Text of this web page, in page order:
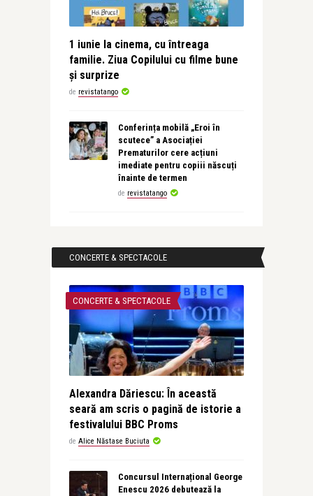
1 iunie la cinema, cu întreaga
familie. Ziua Copilului cu filme bune
și surprize
de revistatango
Conferința mobilă „Eroi în
scutece” a Asociației
Prematurilor cere acțiuni
imediate pentru copiii născuți
înainte de termen
de revistatango
CONCERTE & SPECTACOLE
CONCERTE & SPECTACOLE
Alexandra Dăriescu: În această
seară am scris o pagină de istorie a
festivalului BBC Proms
de Alice Năstase Buciuta
Concursul Internațional George
Enescu 2026 debutează la